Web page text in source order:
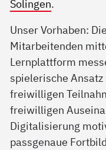
Solingen.
Unser Vorhaben:
Mitarbeitenden
Lernplattform
spielerische
freiwilligen
freiwilligen
Digitalisierung
passgenaue